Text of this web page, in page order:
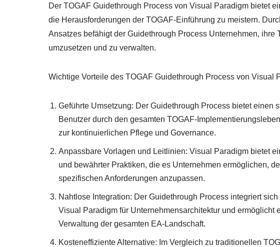
Der TOGAF Guidethrough Process von Visual Paradigm bietet
die Herausforderungen der TOGAF-Einführung zu meistern.
Ansatzes befähigt der Guidethrough Process Unternehmen, ihre
umzusetzen und zu verwalten.
Wichtige Vorteile des TOGAF Guidethrough Process von Visual
Geführte Umsetzung: Der Guidethrough Process bietet einen
Benutzer durch den gesamten TOGAF-
zur kontinuierlichen Pflege und Governance.
Anpassbare Vorlagen und Leitlinien: Visual Paradigm bietet
und bewährter Praktiken, die es Unternehmen ermöglichen,
spezifischen Anforderungen anzupassen.
Nahtlose Integration: Der Guidethrough Process integriert
Visual Paradigm für Unternehmensarchitektur und ermöglicht
Verwaltung der gesamten EA-Landschaft.
Kosteneffiziente Alternative: Im Vergleich zu traditionellen